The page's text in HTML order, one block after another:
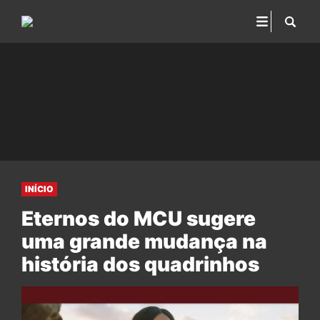
INÍCIO
Eternos do MCU sugere
uma grande mudança na
história dos quadrinhos